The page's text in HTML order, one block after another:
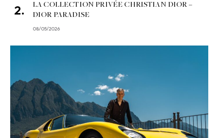
LA COLLECTION PRIVÉE CHRISTIAN DIOR –
DIOR PARADISE
08/05/2026